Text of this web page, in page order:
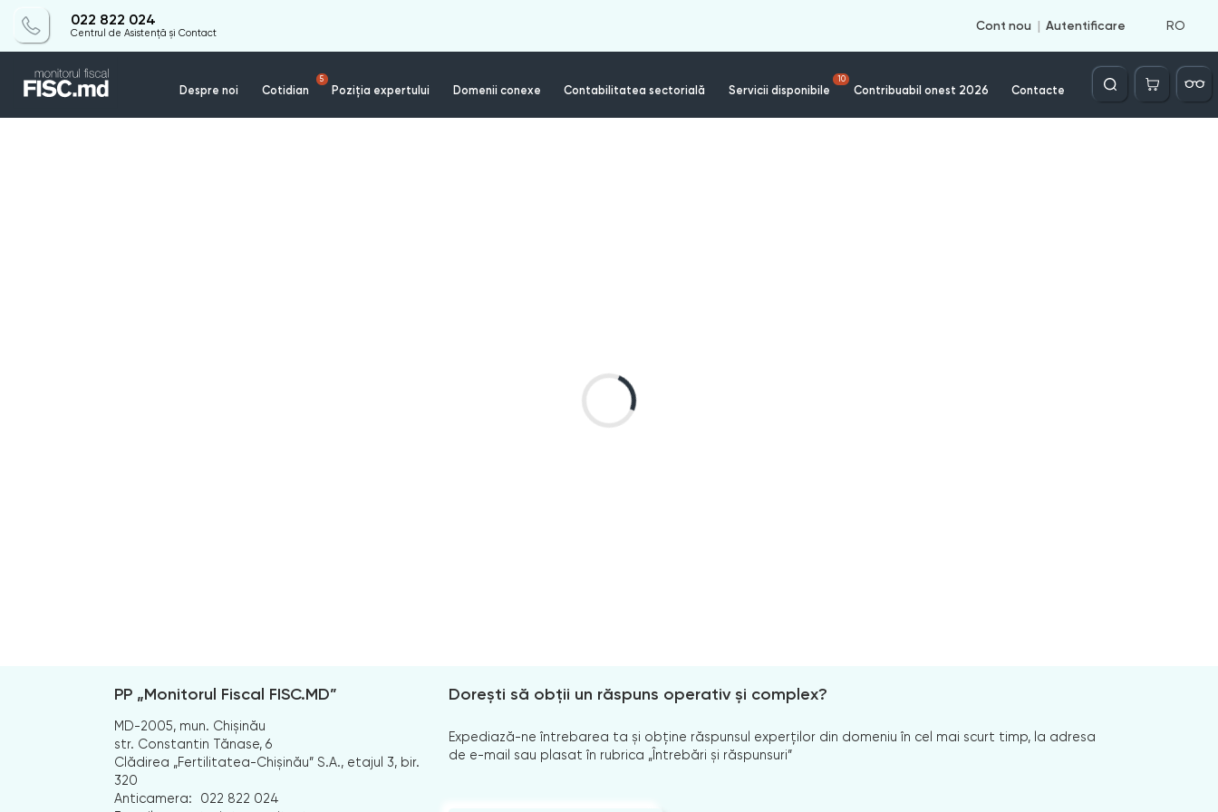
022 822 024
Centrul de Asistență și Contact
Cont nou Autentificare RO
Despre noi Cotidian
5
Poziția expertului Domenii conexe Contabilitatea sectorială Servicii disponibile
10
Contribuabil onest 2026 Contacte
Căutare
PP „Monitorul Fiscal FISC.MD”
MD-2005, mun. Chișinău
str. Constantin Tănase, 6
Clădirea „Fertilitatea-Chișinău” S.A., etajul 3, bir.
320
Anticamera:
022 822 024
Dorești să obții un răspuns operativ și complex?
Expediază-ne întrebarea ta și obține răspunsul experților din domeniu în cel mai scurt timp, la adresa
de e-mail sau plasat în rubrica „Întrebări și răspunsuri”